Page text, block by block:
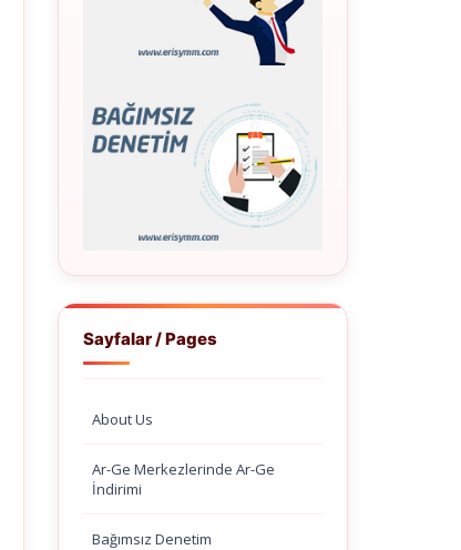
Sayfalar / Pages
About Us
Ar-Ge Merkezlerinde Ar-Ge
İndirimi
Bağımsız Denetim